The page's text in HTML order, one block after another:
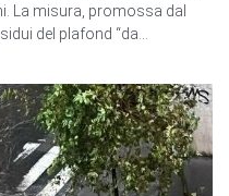
La misura, promossa dal
del plafond “da...